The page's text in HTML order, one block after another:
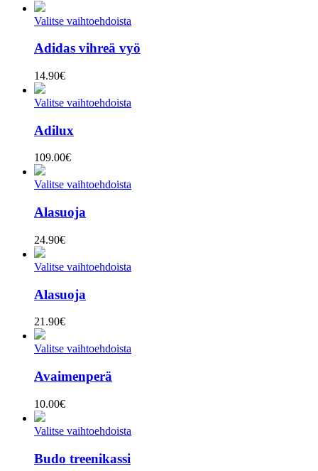
Valitse vaihtoehdoista
Adidas vihreä vyö
14.90€
Valitse vaihtoehdoista
Adilux
109.00€
Valitse vaihtoehdoista
Alasuoja
24.90€
Valitse vaihtoehdoista
Alasuoja
21.90€
Valitse vaihtoehdoista
Avaimenperä
10.00€
Valitse vaihtoehdoista
Budo treenikassi